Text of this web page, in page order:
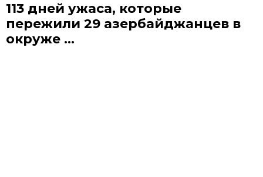
113 дней ужаса, которые
пережили 29 азербайджанцев в
окруже ...